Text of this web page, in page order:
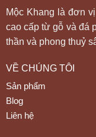
Mộc Khang là đơn
cao cấp từ gỗ và đá
thần và phong thuỷ
VỀ CHÚNG TÔI
Sản phẩm
Blog
Liên hệ